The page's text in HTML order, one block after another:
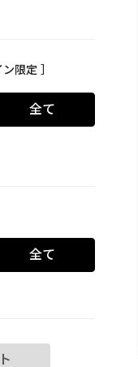
2026 NEW PRODUCTS
限定 ］
全て
全て